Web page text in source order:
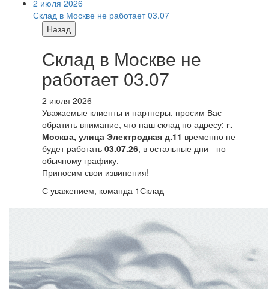
2 июля 2026
Склад в Москве не работает 03.07
Назад
Склад в Москве не
работает 03.07
2 июля 2026
Уважаемые клиенты и партнеры, просим Вас
обратить внимание, что наш склад по адресу: г.
Москва, улица Электродная д.11 временно не
будет работать 03.07.26, в остальные дни - по
обычному графику.
Приносим свои извинения!
С уважением, команда 1Склад